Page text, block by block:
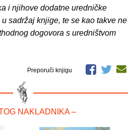
i njihove dodatne uredničke
sadržaj knjige, te se kao takve ne
dogovora s uredništvom
Preporuči knjigu
NAKLADNIKA –